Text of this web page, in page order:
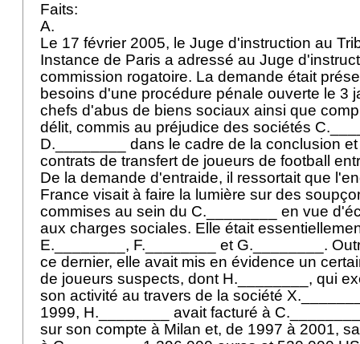
Faits:
A.
Le 17 février 2005, le Juge d'instruction au
Instance de Paris a adressé au Juge
commission rogatoire. La demande était
besoins d'une procédure pénale ouverte le 3
chefs d'abus de biens sociaux ainsi que
délit, commis au préjudice des sociétés
D.________ dans le cadre de la conclusion
contrats de transfert de joueurs de football
De la demande d'entraide, il ressortait que
France visait à faire la lumière sur des
commises au sein du C.________ en vue
aux charges sociales. Elle était
E.________, F.________ et G.________.
ce dernier, elle avait mis en évidence un
de joueurs suspects, dont H.________, qui
son activité au travers de la société
1999, H.________ avait facturé à
sur son compte à Milan et, de 1997 à 2001,